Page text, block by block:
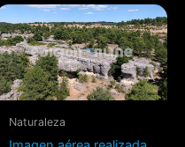
Naturaleza